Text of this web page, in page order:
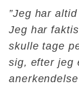
”Jeg har
Jeg har
skulle tage
sig, efter jeg